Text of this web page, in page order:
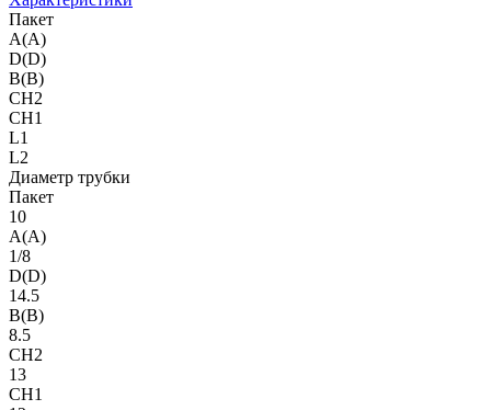
Пакет
A(A)
D(D)
B(B)
CH2
CH1
L1
L2
Диаметр трубки
Пакет
10
A(A)
1/8
D(D)
14.5
B(B)
8.5
CH2
13
CH1